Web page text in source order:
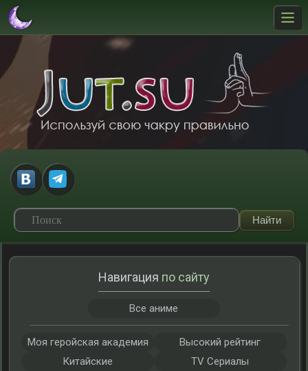
Навигация по сайту
Все аниме
Моя геройская академия
Высокий рейтинг
Китайские
TV Сериалы